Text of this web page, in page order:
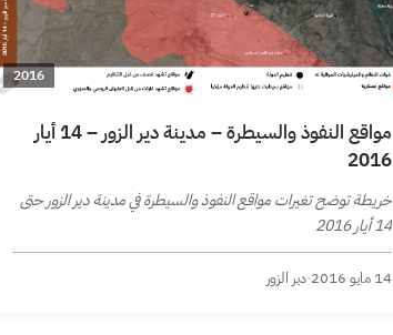
2016
مواقع النفوذ والسيطرة – مدينة دير الزور – 14 أيار
2016
خريطة توضح تغيرات مواقع النفوذ والسيطرة في مدينة دير الزور حتى
14 أيار 2016
14 مايو 2016 ·دير الزور